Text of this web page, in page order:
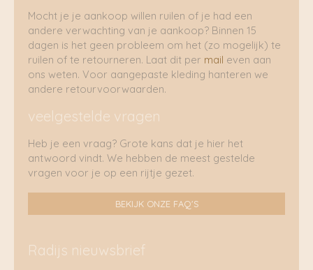
Mocht je je aankoop willen ruilen of je had een
andere verwachting van je aankoop? Binnen 15
dagen is het geen probleem om het (zo mogelijk) te
ruilen of te retourneren. Laat dit per mail even aan
ons weten. Voor aangepaste kleding hanteren we
andere retourvoorwaarden.
veelgestelde vragen
Heb je een vraag? Grote kans dat je hier het
antwoord vindt. We hebben de meest gestelde
vragen voor je op een rijtje gezet.
BEKIJK ONZE FAQ'S
Radijs nieuwsbrief